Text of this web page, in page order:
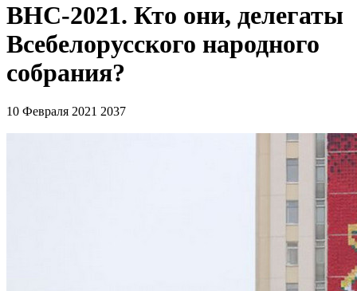
ВНС-2021. Кто они, делегаты
Всебелорусского народного
собрания?
10 Февраля 2021 2037